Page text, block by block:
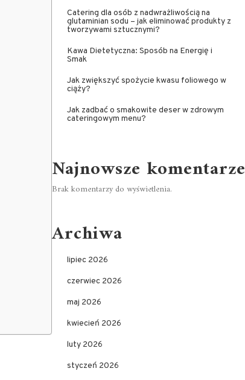
Catering dla osób z nadwrażliwością na
glutaminian sodu – jak eliminować produkty z
tworzywami sztucznymi?
Kawa Dietetyczna: Sposób na Energię i
Smak
Jak zwiększyć spożycie kwasu foliowego w
ciąży?
Jak zadbać o smakowite deser w zdrowym
cateringowym menu?
Najnowsze komentarze
Brak komentarzy do wyświetlenia.
Archiwa
lipiec 2026
czerwiec 2026
maj 2026
kwiecień 2026
luty 2026
styczeń 2026